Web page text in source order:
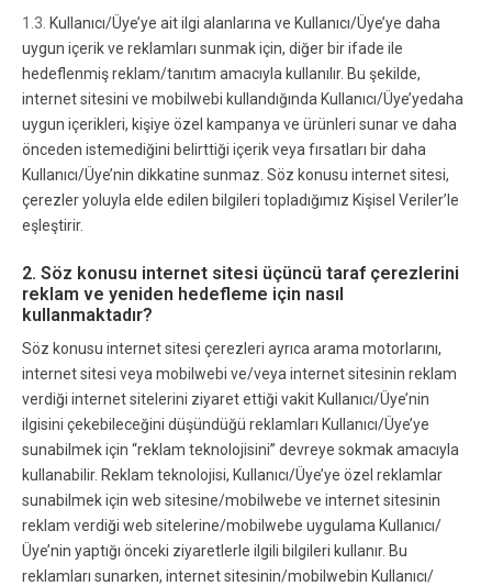
1.3. Kullanıcı/Üye’ye ait ilgi alanlarına ve Kullanıcı/Üye’ye daha
uygun içerik ve reklamları sunmak için, diğer bir ifade ile
hedeflenmiş reklam/tanıtım amacıyla kullanılır. Bu şekilde,
internet sitesini ve mobilwebi kullandığında Kullanıcı/Üye’yedaha
uygun içerikleri, kişiye özel kampanya ve ürünleri sunar ve daha
önceden istemediğini belirttiği içerik veya fırsatları bir daha
Kullanıcı/Üye’nin dikkatine sunmaz. Söz konusu internet sitesi,
çerezler yoluyla elde edilen bilgileri topladığımız Kişisel Veriler’le
eşleştirir.
2. Söz konusu internet sitesi üçüncü taraf çerezlerini
reklam ve yeniden hedefleme için nasıl
kullanmaktadır?
Söz konusu internet sitesi çerezleri ayrıca arama motorlarını,
internet sitesi veya mobilwebi ve/veya internet sitesinin reklam
verdiği internet sitelerini ziyaret ettiği vakit Kullanıcı/Üye’nin
ilgisini çekebileceğini düşündüğü reklamları Kullanıcı/Üye’ye
sunabilmek için “reklam teknolojisini” devreye sokmak amacıyla
kullanabilir. Reklam teknolojisi, Kullanıcı/Üye’ye özel reklamlar
sunabilmek için web sitesine/mobilwebe ve internet sitesinin
reklam verdiği web sitelerine/mobilwebe uygulama Kullanıcı/
Üye’nin yaptığı önceki ziyaretlerle ilgili bilgileri kullanır. Bu
reklamları sunarken, internet sitesinin/mobilwebin Kullanıcı/